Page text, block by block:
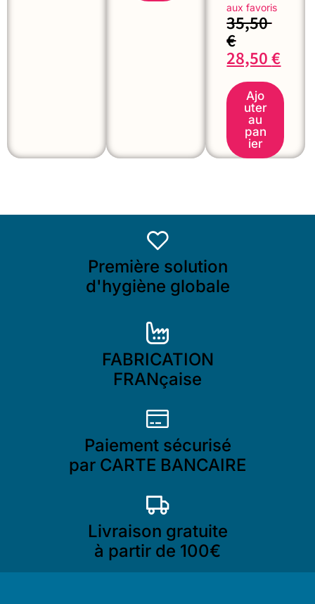
aux favoris
35,50
€
28,50€
Ajo
uter
au
pan
ier
Première solution
d'hygiène globale
FABRICATION
FRANçaise
Paiement sécurisé
par CARTE BANCAIRE
Livraison gratuite
à partir de 100€